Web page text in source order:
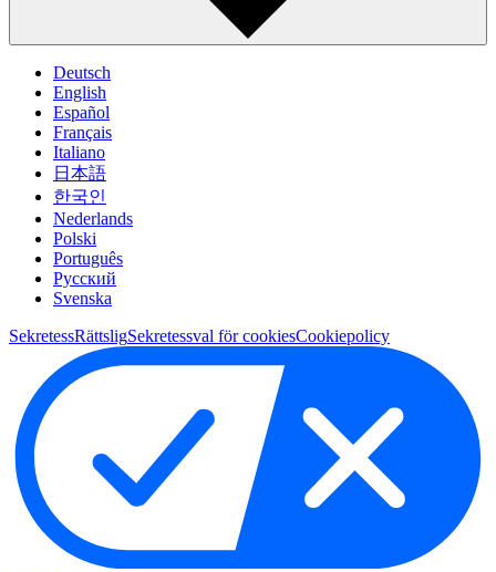
Deutsch
English
Español
Français
Italiano
日本語
한국인
Nederlands
Polski
Português
Pусский
Svenska
SekretessRättsligSekretessval för cookiesCookiepolicy